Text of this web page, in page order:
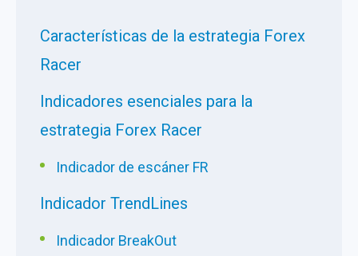
Características de la estrategia Forex
Racer
Indicadores esenciales para la
estrategia Forex Racer
Indicador de escáner FR
Indicador TrendLines
Indicador BreakOut